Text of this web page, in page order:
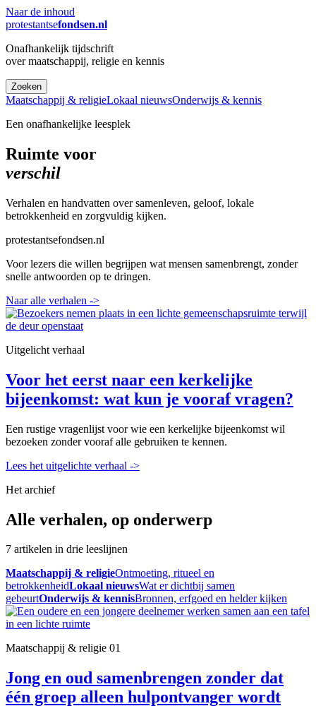
Naar de inhoud
protestantsefondsen.nl
Onafhankelijk tijdschrift
over maatschappij, religie en kennis
Zoeken
Maatschappij & religieLokaal nieuwsOnderwijs & kennis
Een onafhankelijke leesplek
Ruimte voor
verschil
Verhalen en handvatten over samenleven, geloof, lokale
betrokkenheid en zorgvuldig kijken.
protestantsefondsen.nl
Voor lezers die willen begrijpen wat mensen samenbrengt, zonder
snelle antwoorden op te dringen.
Naar alle verhalen ->
Uitgelicht verhaal
Voor het eerst naar een kerkelijke
bijeenkomst: wat kun je vooraf vragen?
Een rustige vragenlijst voor wie een kerkelijke bijeenkomst wil
bezoeken zonder vooraf alle gebruiken te kennen.
Lees het uitgelichte verhaal ->
Het archief
Alle verhalen, op onderwerp
7 artikelen in drie leeslijnen
Maatschappij & religieOntmoeting, ritueel en
betrokkenheidLokaal nieuwsWat er dichtbij samen
gebeurtOnderwijs & kennisBronnen, erfgoed en helder kijken
Maatschappij & religie 01
Jong en oud samenbrengen zonder dat
één groep alleen hulpontvanger wordt